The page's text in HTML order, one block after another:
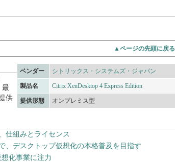
▲ページの先頭に戻る
ベンダー シトリックス・システムズ・ジャパン
製品名 Citrix XenDesktop 4 Express Edition
提供形態 オンプレミス型
最
供
仕組みとライセンス
、デスクトップ仮想化の本格普及を目指す
化事業に注力